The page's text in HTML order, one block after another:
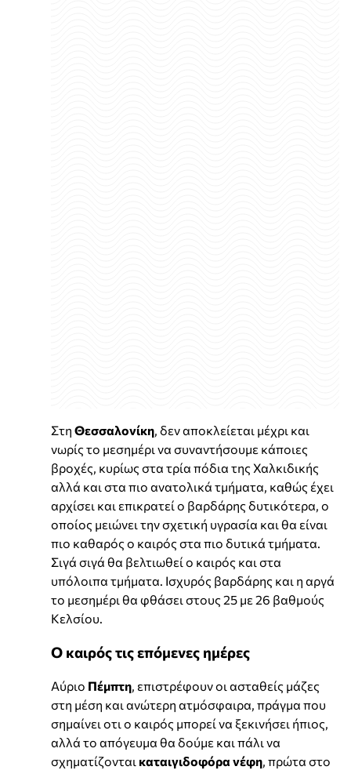
Στη Θεσσαλονίκη , δεν αποκλείεται μέχρι και
νωρίς το μεσημέρι να συναντήσουμε κάποιες
βροχές, κυρίως στα τρία πόδια της Χαλκιδικής
αλλά και στα πιο ανατολικά τμήματα, καθώς έχει
αρχίσει και επικρατεί ο βαρδάρης δυτικότερα, ο
οποίος μειώνει την σχετική υγρασία και θα είναι
πιο καθαρός ο καιρός στα πιο δυτικά τμήματα.
Σιγά σιγά θα βελτιωθεί ο καιρός και στα
υπόλοιπα τμήματα. Ισχυρός βαρδάρης και η αργά
το μεσημέρι θα φθάσει στους 25 με 26 βαθμούς
Κελσίου.
Ο καιρός τις επόμενες ημέρες
Αύριο Πέμπτη, επιστρέφουν οι ασταθείς μάζες
στη μέση και ανώτερη ατμόσφαιρα, πράγμα που
σημαίνει οτι ο καιρός μπορεί να ξεκινήσει ήπιος,
αλλά το απόγευμα θα δούμε και πάλι να
σχηματίζονται καταιγιδοφόρα νέφη, πρώτα στο